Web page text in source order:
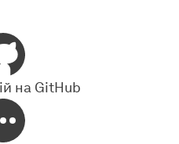
на GitHub